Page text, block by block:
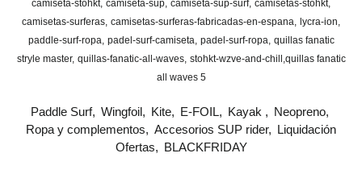
camiseta-stohkt camiseta-sup camiseta-sup-surf camisetas-stohkt
camisetas-surferas camisetas-surferas-fabricadas-en-espana
lycra-ion
paddle-surf-ropa padel-surf-camiseta padel-surf-ropa quillas fanatic
stryle master quillas-fanatic-all-waves stohkt-wzve-and-chill
​quillas fanatic
all waves 5
Paddle Surf Wingfoil Kite E-FOIL Kayak
Neopreno
Ropa y complementos
Accesorios SUP rider
Liquidación
Ofertas
BLACKFRIDAY